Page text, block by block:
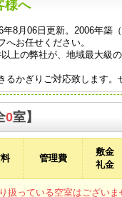
様へ
8月06日更新。2006年築
お任せください。
上の弊社が、地域最大級
るかぎりご対応致します
0室】
管理費
敷金
礼金
扱っている空室はございま